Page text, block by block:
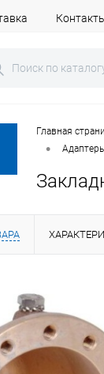
Главная
•